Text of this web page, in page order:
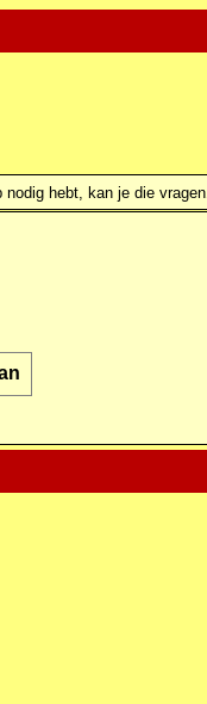
hebt, kan je die vragen.